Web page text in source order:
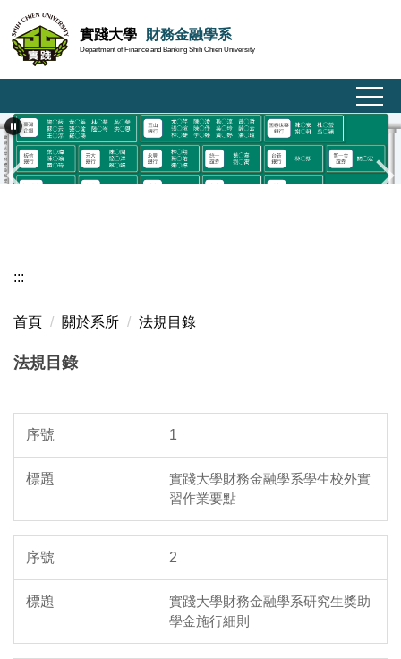
到
主
要
容
區
實踐大學 財務金融學系
Department of Finance and Banking Shih Chien University
:::
首頁 關於系所 法規目錄
法規目錄
1
實踐大學財務金融學系學生校外實
習作業要點
2
實踐大學財務金融學系研究生獎助
學金施行細則